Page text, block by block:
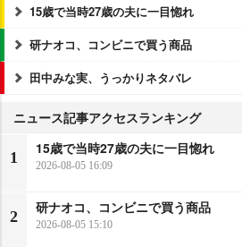
15歳で当時27歳の夫に一目惚れ
研ナオコ、コンビニで買う商品
田中みな実、うっかりネタバレ
ニュース記事アクセスランキング
1
15歳で当時27歳の夫に一目惚れ
2026-08-05 16:09
2
研ナオコ、コンビニで買う商品
2026-08-05 15:10